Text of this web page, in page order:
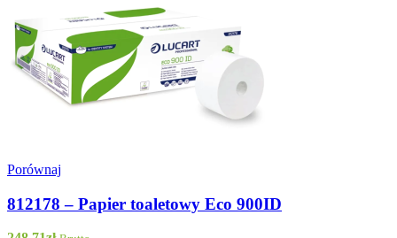
Porównaj
812178 – Papier toaletowy Eco 900ID